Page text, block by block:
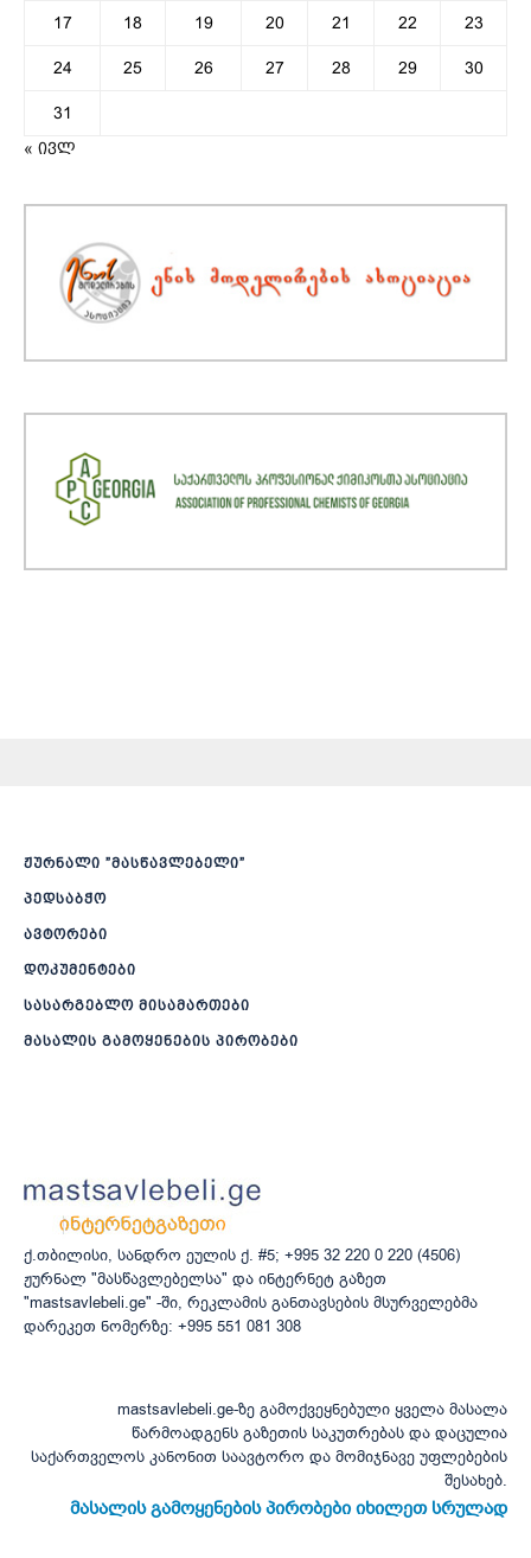
17 18 19 20 21 22 23
24 25 26 27 28 29 30
31
« ივლ
ჟურნალი ”მასწავლებელი”
პედსაბჭო
ავტორები
დოკუმენტები
სასარგებლო მისამართები
მასალის გამოყენების პირობები
ქ.თბილისი, სანდრო ეულის ქ. #5; +995 32 220 0 220 (4506)
ჟურნალ "მასწავლებელსა" და ინტერნეტ გაზეთ
"mastsavlebeli.ge" -ში, რეკლამის განთავსების მსურველებმა
დარეკეთ ნომერზე: +995 551 081 308
mastsavlebeli.ge-ზე გამოქვეყნებული ყველა მასალა
წარმოადგენს გაზეთის საკუთრებას და დაცულია
საქართველოს კანონით საავტორო და მომიჯნავე უფლებების
შესახებ.
მასალის გამოყენების პირობები იხილეთ სრულად